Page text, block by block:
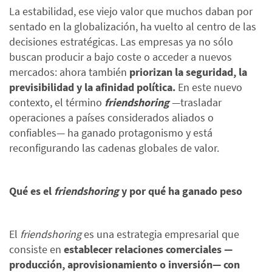
La estabilidad, ese viejo valor que muchos daban por
sentado en la globalización, ha vuelto al centro de las
decisiones estratégicas. Las empresas ya no sólo
buscan producir a bajo coste o acceder a nuevos
mercados: ahora también priorizan la seguridad, la
previsibilidad y la afinidad política. En este nuevo
contexto, el término friendshoring—trasladar
operaciones a países considerados aliados o
confiables— ha ganado protagonismo y está
reconfigurando las cadenas globales de valor.
Qué es el friendshoringy por qué ha ganado peso
El friendshoringes una estrategia empresarial que
consiste en establecer relaciones comerciales —
producción, aprovisionamiento o inversión— con